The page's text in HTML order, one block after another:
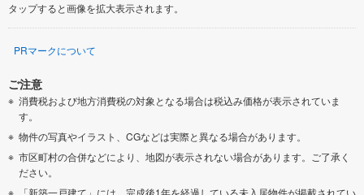
タップすると画像を拡大表示されます。
PRマークについて
ご注意
消費税および地方消費税の対象となる場合は税込み価格が表示されていま
す。
物件の写真やイラスト、CGなどは実際と異なる場合があります。
市区町村の合併などにより、地図が表示されない場合があります。ご了承く
ださい。
「新築一戸建て」には、完成後1年を経過している未入居物件が掲載されてい